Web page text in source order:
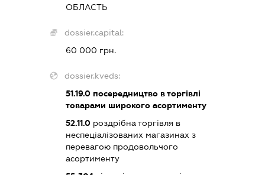
ОБЛАСТЬ
dossier.capital:
60 000 грн.
dossier.kveds:
51.19.0посередництво в торгівлі
товарами широкого асортименту
52.11.0роздрібна торгівля в
неспеціалізованих магазинах з
перевагою продовольчого
асортименту